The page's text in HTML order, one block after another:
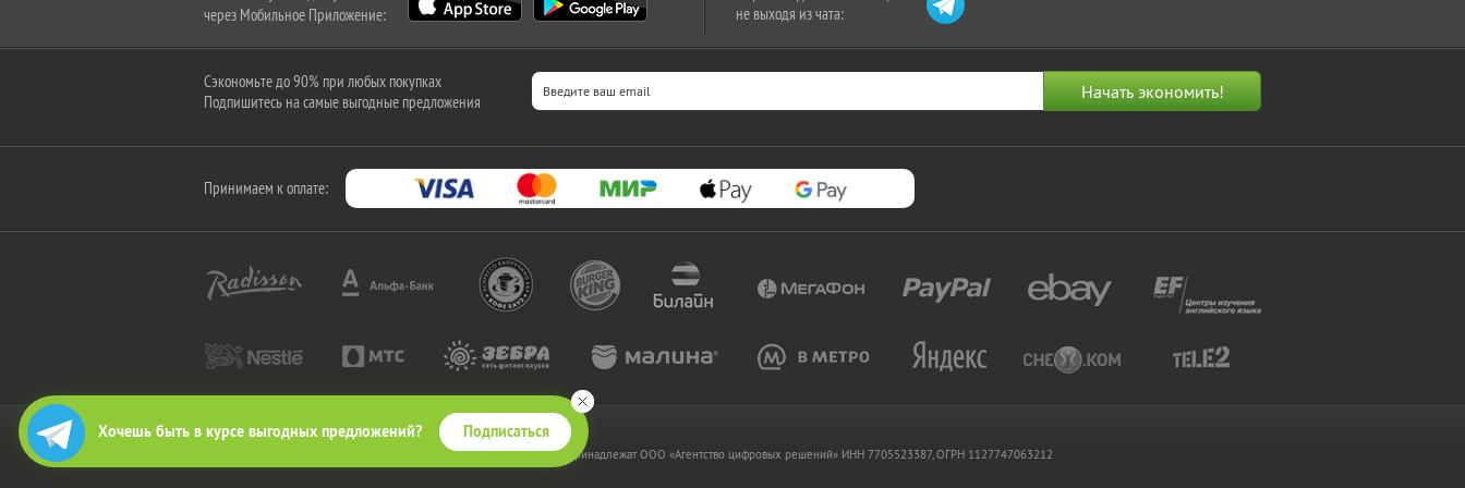
Хочешь быть в курсе выгодных предложений? Подписаться
через Мобильное Приложение:
не выходя из чата:
Сэкономьте до 90% при любых покупках
Подпишитесь на самые выгодные предложения
Принимаем к оплате:
2010-2026 © КупиКупон. Все права защищены.
Все права на товарный знак "КупиКупон" и на сайт www.kupikupon.ru принадлежат OOO «Агентство цифровых решений» ИНН 7705523387, ОГРН 1127747063212